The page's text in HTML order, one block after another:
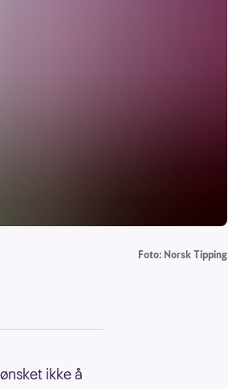
Foto: Norsk Tipping
ikke å